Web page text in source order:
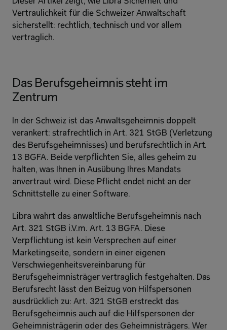
Vertraulichkeit für die Schweizer Anwaltschaft
sicherstellt: rechtlich, technisch und vor allem
vertraglich.
Das Berufsgeheimnis steht im
Zentrum
In der Schweiz ist das Anwaltsgeheimnis doppelt
verankert: strafrechtlich in Art. 321 StGB (Verletzung
des Berufsgeheimnisses) und berufsrechtlich in Art.
13 BGFA. Beide verpflichten Sie, alles geheim zu
halten, was Ihnen in Ausübung Ihres Mandats
anvertraut wird. Diese Pflicht endet nicht an der
Schnittstelle zu einer Software.
Libra wahrt das anwaltliche Berufsgeheimnis nach
Art. 321 StGB i.V.m. Art. 13 BGFA. Diese
Verpflichtung ist kein Versprechen auf einer
Marketingseite, sondern in einer eigenen
Verschwiegenheitsvereinbarung für
Berufsgeheimnisträger vertraglich festgehalten. Das
Berufsrecht lässt den Beizug von Hilfspersonen
ausdrücklich zu: Art. 321 StGB erstreckt das
Berufsgeheimnis auch auf die Hilfspersonen der
Geheimnisträgerin oder des Geheimnisträgers. Wer